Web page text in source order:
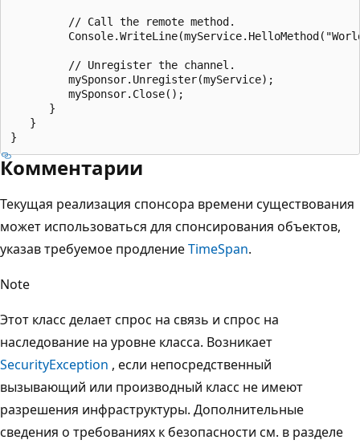
         // Call the remote method.
         // Unregister the channel.
         mySponsor.Unregister(myService);
         mySponsor.Close();
      }
   }
Комментарии
Текущая реализация спонсора времени существования
может использоваться для спонсирования объектов,
указав требуемое продлениеTimeSpan.
Note
Этот класс делает спрос на связь и спрос на
наследование на уровне класса. Возникает
SecurityException , если непосредственный
вызывающий или производный класс не имеют
разрешения инфраструктуры. Дополнительные
сведения о требованиях к безопасности см. в разделе